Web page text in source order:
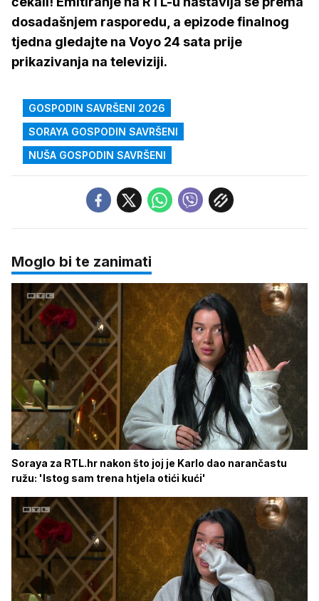
dosadašnjem rasporedu, a epizode finalnog
tjedna gledajte na Voyo 24 sata prije
prikazivanja na televiziji.
GOSPODIN SAVRŠENI 2026
SORAYA GOSPODIN SAVRŠENI
NUŠA GOSPODIN SAVRŠENI
Moglo bi te zanimati
Soraya za RTL.hr nakon što joj je Karlo dao narančastu
ružu: 'Istog sam trena htjela otići kući'